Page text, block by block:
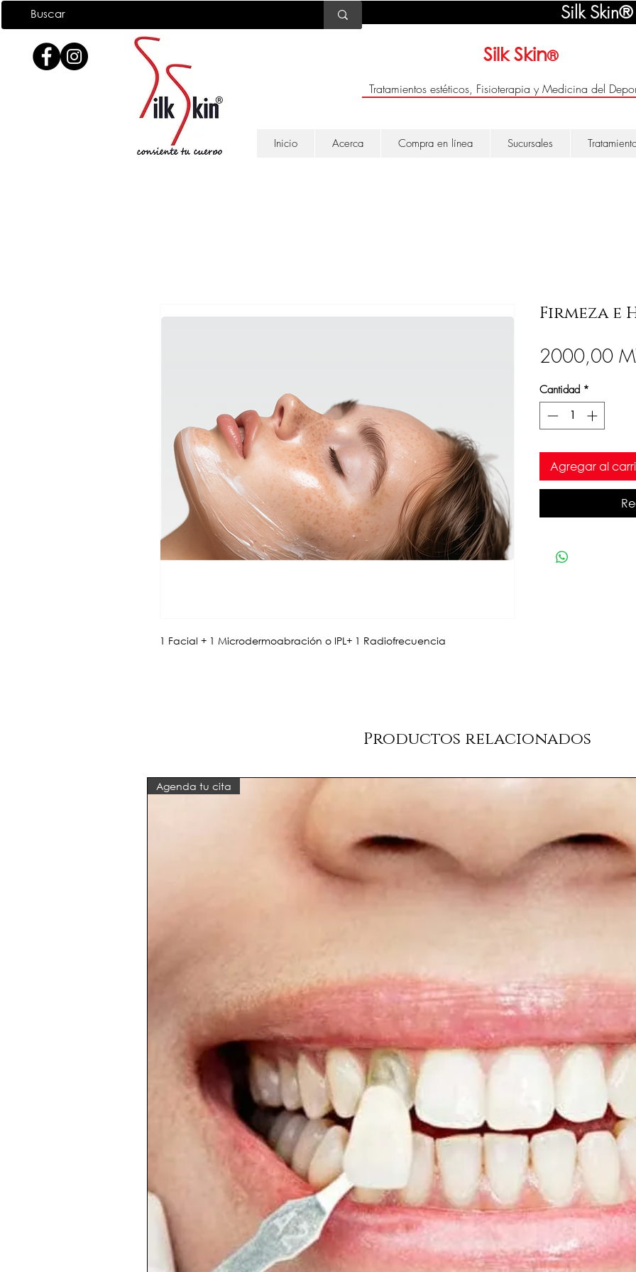
Silk Skin®
Silk Skin®
Tratamientos estéticos, Fisioterapia y Medicina del
Inicio Acerca Compra en línea Sucursales
1 Facial + 1 Microdermoabración o IPL+ 1 Radiofrecuencia
Firmeza
2000,00
Cantidad *
Agregar al
Productos relacionados
Agenda tu cita